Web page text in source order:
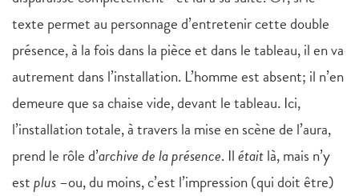
texte permet au personnage d’entretenir cette double
présence, à la fois dans la pièce et dans le tableau, il en va
autrement dans l’installation. L’homme est absent; il n’en
demeure que sa chaise vide, devant le tableau. Ici,
l’installation totale, à travers la mise en scène de l’aura,
prend le rôle d’archive de la présence. Ilétaitlà, mais n’y
estplus–ou, du moins, c’est l’impression (qui doit être)